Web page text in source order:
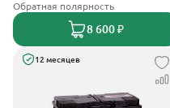
Обратная полярность
8 600 ₽
12 месяцев